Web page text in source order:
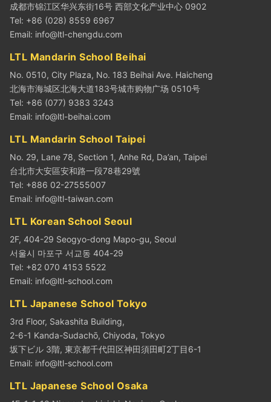
成都市锦江区华兴东街16号 西部文化产业中心 0902
Tel: +86 (028) 8559 6967
Email: info@ltl-chengdu.com
LTL Mandarin School Beihai
No. 0510, City Plaza, No. 183 Beihai Ave. Haicheng
北海市海城区北海大道183号城市购物广场 0510号
Tel: +86 (077) 9383 3243
Email: info@ltl-beihai.com
LTL Mandarin School Taipei
No. 29, Lane 78, Section 1, Anhe Rd, Da’an, Taipei
台北市大安區安和路一段78巷29號
Tel: +886 02-27555007
Email: info@ltl-taiwan.com
LTL Korean School Seoul
2F, 404-29 Seogyo-dong Mapo-gu, Seoul
서울시 마포구 서교동 404-29
Tel: +82 070 4153 5522
Email: info@ltl-school.com
LTL Japanese School Tokyo
3rd Floor, Sakashita Building,
2-6-1 Kanda-Sudachō, Chiyoda, Tokyo
坂下ビル 3階, 東京都千代田区神田須田町2丁目6-1
Email: info@ltl-school.com
LTL Japanese School Osaka